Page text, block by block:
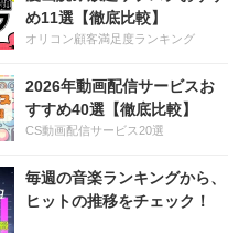
め11選【徹底比較】
オリコン顧客満足度ランキング
2026年動画配信サービスお
すすめ40選【徹底比較】
CS動画配信サービス20選
毎週の音楽ランキングから、
ヒットの推移をチェック！